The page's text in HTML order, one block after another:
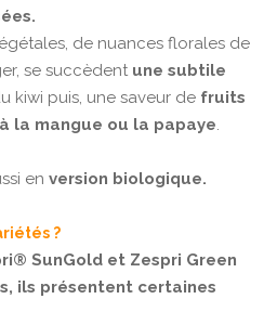
de nuances florales de
se succèdent une subtile
kiwi puis, une saveur de fruits
la mangue ou la papaye.
en version biologique.
?
SunGold et Zespri Green
ils présentent certaines